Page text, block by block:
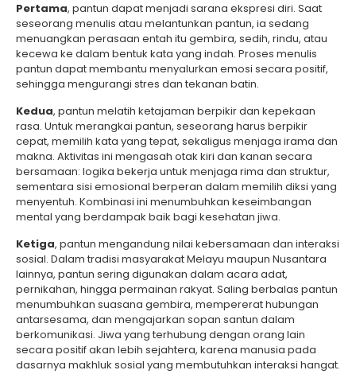
Pertama, pantun dapat menjadi sarana ekspresi diri. Saat
seseorang menulis atau melantunkan pantun, ia sedang
menuangkan perasaan entah itu gembira, sedih, rindu, atau
kecewa ke dalam bentuk kata yang indah. Proses menulis
pantun dapat membantu menyalurkan emosi secara positif,
sehingga mengurangi stres dan tekanan batin.
Kedua, pantun melatih ketajaman berpikir dan kepekaan
rasa. Untuk merangkai pantun, seseorang harus berpikir
cepat, memilih kata yang tepat, sekaligus menjaga irama dan
makna. Aktivitas ini mengasah otak kiri dan kanan secara
bersamaan: logika bekerja untuk menjaga rima dan struktur,
sementara sisi emosional berperan dalam memilih diksi yang
menyentuh. Kombinasi ini menumbuhkan keseimbangan
mental yang berdampak baik bagi kesehatan jiwa.
Ketiga, pantun mengandung nilai kebersamaan dan interaksi
sosial. Dalam tradisi masyarakat Melayu maupun Nusantara
lainnya, pantun sering digunakan dalam acara adat,
pernikahan, hingga permainan rakyat. Saling berbalas pantun
menumbuhkan suasana gembira, mempererat hubungan
antarsesama, dan mengajarkan sopan santun dalam
berkomunikasi. Jiwa yang terhubung dengan orang lain
secara positif akan lebih sejahtera, karena manusia pada
dasarnya makhluk sosial yang membutuhkan interaksi hangat.